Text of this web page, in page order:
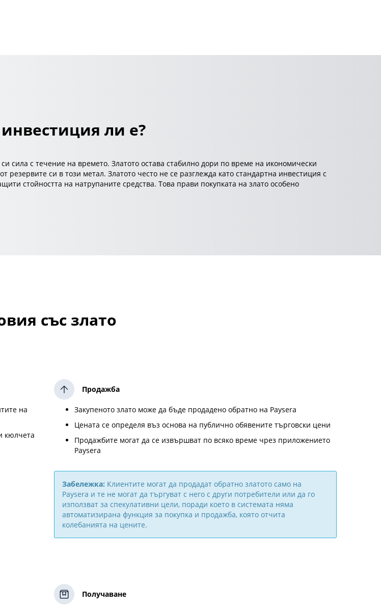
ли е?
сила с течение на времето. Златото остава стабилно дори по време на икономически
си в този метал. Златото често не се разглежда като стандартна инвестиция с
стойността на натрупаните средства. Това прави покупката на злато особено
със злато
на
кюлчета
Продажба
Закупеното злато може да бъде продадено обратно на Paysera
Цената се определя въз основа на публично обявените търговски цени
Продажбите могат да се извършват по всяко време чрез приложението
Paysera
Забележка: Клиентите могат да продадат обратно златото само на
Paysera и те не могат да търгуват с него с други потребители или да го
използват за спекулативни цели, поради което в системата няма
автоматизирана функция за покупка и продажба, която отчита
колебанията на цените.
Получаване